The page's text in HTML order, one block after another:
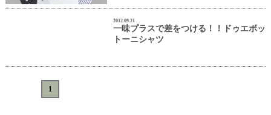
2012.09.21
一味プラスで差をつける！！ドゥエボッ
トーニシャツ
1